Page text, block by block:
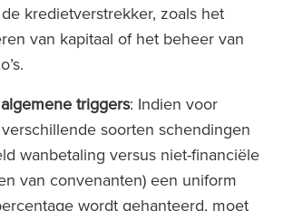
kredietverstrekker, zoals het
van kapitaal of het beheer van
triggers: Indien voor
soorten schendingen
wanbetaling versus niet-financiële
van convenanten) een uniform
wordt gehanteerd, moet